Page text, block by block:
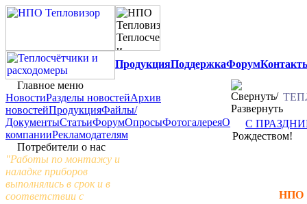
ПродукцияПоддержкаФорум
Главное меню
НовостиРазделы новостейАрхив
новостейПродукцияФайлы/
ДокументыСтатьиФорумОпросыФотогалереяО
компанииРекламодателям
Потребители о нас
"Работы по монтажу и
наладке приборов
выполнялись в срок и в
соответствии с
С
Рождеством!
НПО